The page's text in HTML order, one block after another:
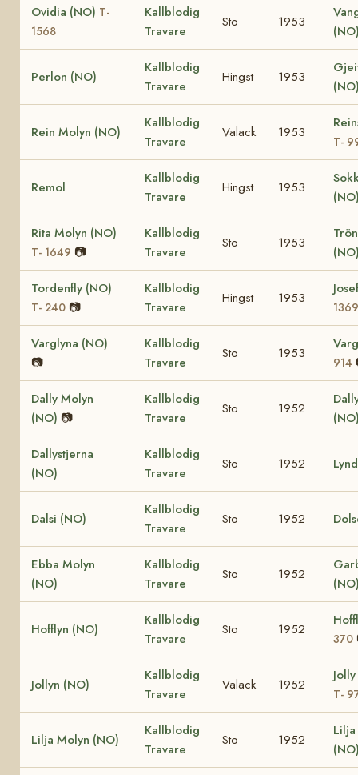
Ovidia (NO) T-
1568
Kallblodig
Travare
Sto 1953
Perlon (NO)
Kallblodig
Travare
Hingst 1953
Rein Molyn (NO)
Kallblodig
Travare
Valack 1953
T-
Remol
Kallblodig
Travare
Hingst 1953
Rita Molyn (NO)
T- 1649 📷
Kallblodig
Travare
Sto 1953
Tordenfly (NO)
T- 240 📷
Kallblodig
Travare
Hingst 1953
1369
Varglyna (NO)
📷
Kallblodig
Travare
Sto 1953
914
Dally Molyn
(NO) 📷
Kallblodig
Travare
Sto 1952
Dallystjerna
(NO)
Kallblodig
Travare
Sto 1952
Dalsi (NO)
Kallblodig
Travare
Sto 1952
Ebba Molyn
(NO)
Kallblodig
Travare
Sto 1952
Hofflyn (NO)
Kallblodig
Travare
Sto 1952
370
Jollyn (NO)
Kallblodig
Travare
Valack 1952
T-
Lilja Molyn (NO)
Kallblodig
Travare
Sto 1952